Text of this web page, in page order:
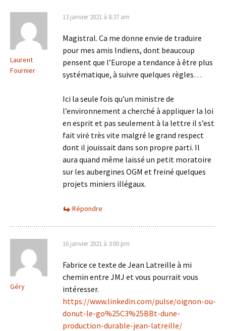
Laurent
Fournier
13 janvier 2021 à 8:37 am
Magistral. Ca me donne envie de traduire
pour mes amis Indiens, dont beaucoup
pensent que l’Europe a tendance à être plus
systématique, à suivre quelques règles…
Ici la seule fois qu’un ministre de
l’environnement a cherché à appliquer la loi
en esprit et pas seulement à la lettre il s’est
fait virė très vite malgré le grand respect
dont il jouissait dans son propre parti. Il
aura quand même laissé un petit moratoire
sur les aubergines OGM et freiné quelques
projets miniers illégaux.
Répondre
Géry
16 janvier 2021 à 3:00 pm
Fabrice ce texte de Jean Latreille à mi
chemin entre JMJ et vous pourrait vous
intéresser.
https://www.linkedin.com/pulse/oignon-ou-
donut-le-go%25C3%25BBt-dune-
production-durable-jean-latreille/